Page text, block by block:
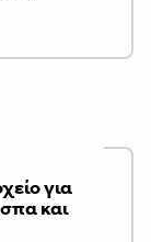
για
και